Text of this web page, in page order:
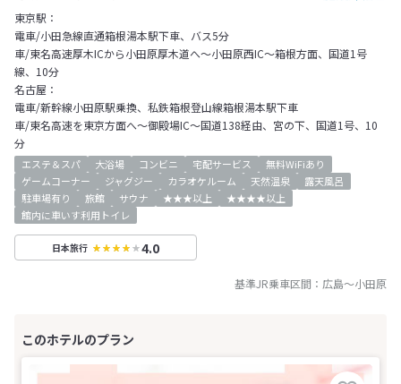
東京駅：
電車/小田急線直通箱根湯本駅下車、バス5分
車/東名高速厚木ICから小田原厚木道へ～小田原西IC～箱根方面、国道1号
線、10分
名古屋：
電車/新幹線小田原駅乗換、私鉄箱根登山線箱根湯本駅下車
車/東名高速を東京方面へ～御殿場IC～国道138経由、宮の下、国道1号、10
分
エステ＆スパ 大浴場 コンビニ 宅配サービス
無料WiFiあり
ゲームコーナー
ジャグジー カラオケルーム 天然温泉
露天風呂
駐車場有り
旅館 サウナ ★★★以上
★★★★以上
館内に車いす利用トイレ
日本旅行 4.0
基準JR乗車区間： 広島～小田原